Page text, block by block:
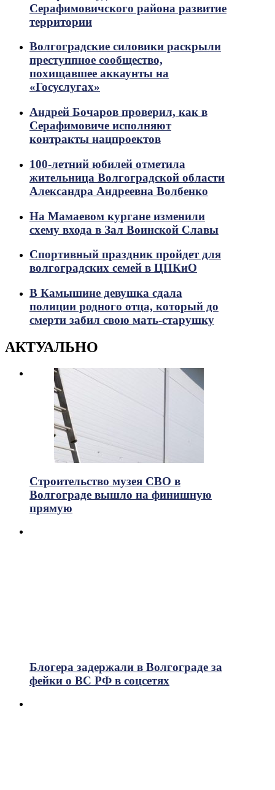
Серафимовичского района развитие
территории
Волгоградские силовики раскрыли
преступпное сообщество,
похищавшее аккаунты на
«Госуслугах»
Андрей Бочаров проверил, как в
Серафимовиче исполняют
контракты нацпроектов
100-летний юбилей отметила
жительница Волгоградской области
Александра Андреевна Волбенко
На Мамаевом кургане изменили
схему входа в Зал Воинской Славы
Спортивный праздник пройдет для
волгоградских семей в ЦПКиО
В Камышине девушка сдала
полиции родного отца, который до
смерти забил свою мать-старушку
АКТУАЛЬНО
Строительство музея СВО в
Волгограде вышло на финишную
прямую
Блогера задержали в Волгограде за
фейки о ВС РФ в соцсетях